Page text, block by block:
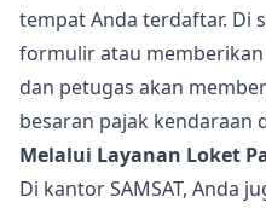
tempat Anda terdaftar. Di
formulir atau
dan petugas akan
besaran pajak kendaraan
Melalui Layanan Loket
Di kantor SAMSAT, Anda